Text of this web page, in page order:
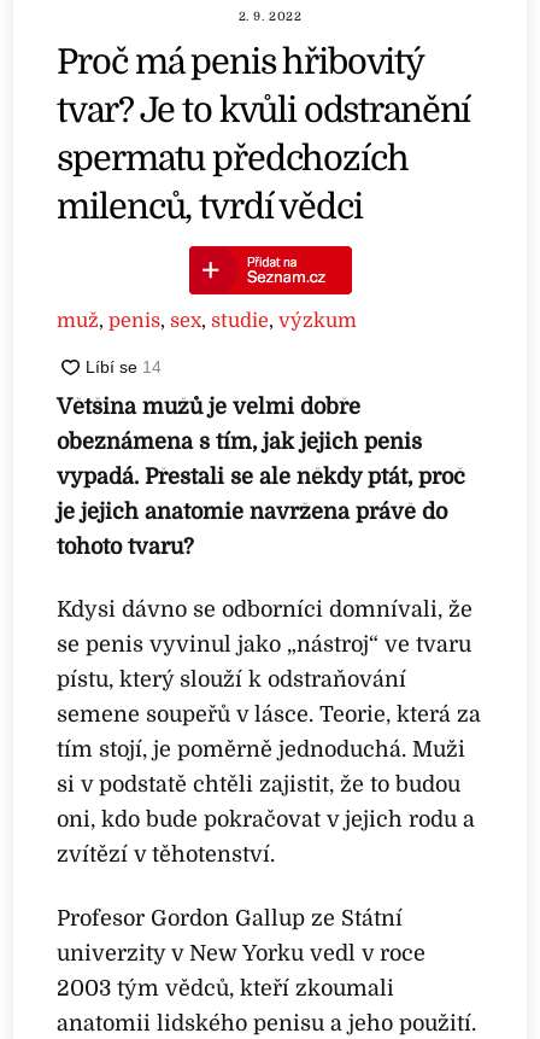
2. 9. 2022
Proč má penis hřibovitý
tvar? Je to kvůli odstranění
spermatu předchozích
milenců, tvrdí vědci
muž,penis,sex,studie,výzkum
Většina mužů je velmi dobře
obeznámena s tím, jak jejich penis
vypadá. Přestali se ale někdy ptát, proč
je jejich anatomie navržena právě do
tohoto tvaru?
Kdysi dávno se odborníci domnívali, že
se penis vyvinul jako „nástroj“ ve tvaru
pístu, který slouží k odstraňování
semene soupeřů v lásce. Teorie, která za
tím stojí, je poměrně jednoduchá. Muži
si v podstatě chtěli zajistit, že to budou
oni, kdo bude pokračovat v jejich rodu a
zvítězí v těhotenství.
Profesor Gordon Gallup ze Státní
univerzity v New Yorku vedl v roce
2003 tým vědců, kteří zkoumali
anatomii lidského penisu a jeho použití.